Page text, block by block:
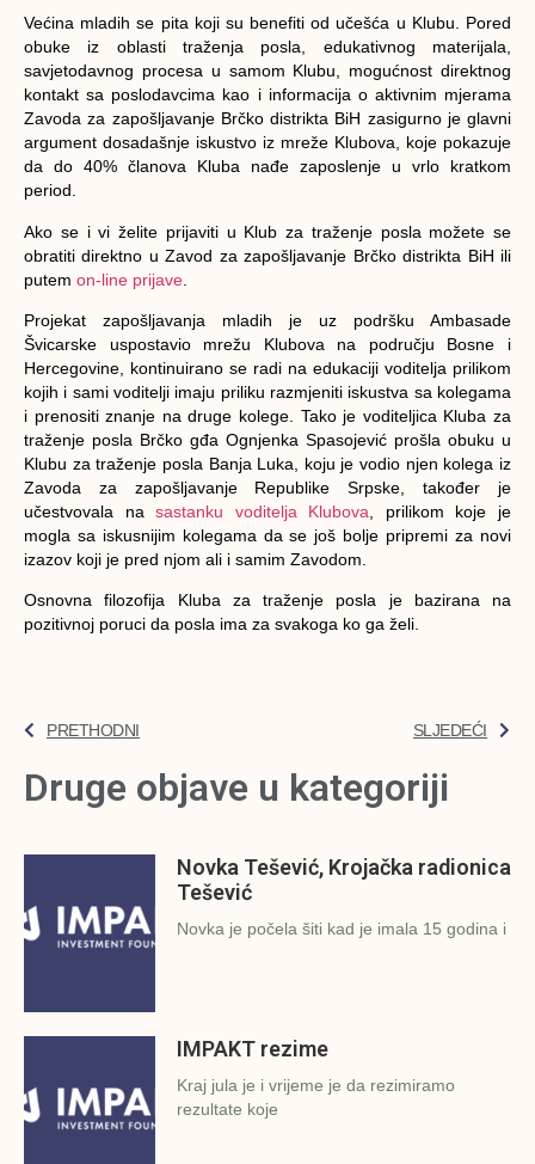
Većina mladih se pita koji su benefiti od učešća u Klubu. Pored
obuke iz oblasti traženja posla, edukativnog materijala,
savjetodavnog procesa u samom Klubu, mogućnost direktnog
kontakt sa poslodavcima kao i informacija o aktivnim mjerama
Zavoda za zapošljavanje Brčko distrikta BiH zasigurno je glavni
argument dosadašnje iskustvo iz mreže Klubova, koje pokazuje
da do 40% članova Kluba nađe zaposlenje u vrlo kratkom
period.
Ako se i vi želite prijaviti u Klub za traženje posla možete se
obratiti direktno u Zavod za zapošljavanje Brčko distrikta BiH ili
putem on-line prijave
Projekat zapošljavanja mladih je uz podršku Ambasade
Švicarske uspostavio mrežu Klubova na području Bosne i
Hercegovine, kontinuirano se radi na edukaciji voditelja prilikom
kojih i sami voditelji imaju priliku razmjeniti iskustva sa kolegama
i prenositi znanje na druge kolege. Tako je voditeljica Kluba za
traženje posla Brčko gđa Ognjenka Spasojević prošla obuku u
Klubu za traženje posla Banja Luka, koju je vodio njen kolega iz
Zavoda za zapošljavanje Republike Srpske, također je
učestvovala nasastanku voditelja Klubova , prilikom koje je
mogla sa iskusnijim kolegama da se još bolje pripremi za novi
izazov koji je pred njom ali i samim Zavodom.
Osnovna filozofija Kluba za traženje posla je bazirana na
pozitivnoj poruci da posla ima za svakoga ko ga želi.
PRETHODNI SLJEDEĆI
Druge objave u kategoriji
Novka Tešević, Krojačka radionica
Tešević
Novka je počela šiti kad je imala 15 godina i
IMPAKT rezime
Kraj jula je i vrijeme je da rezimiramo
rezultate koje